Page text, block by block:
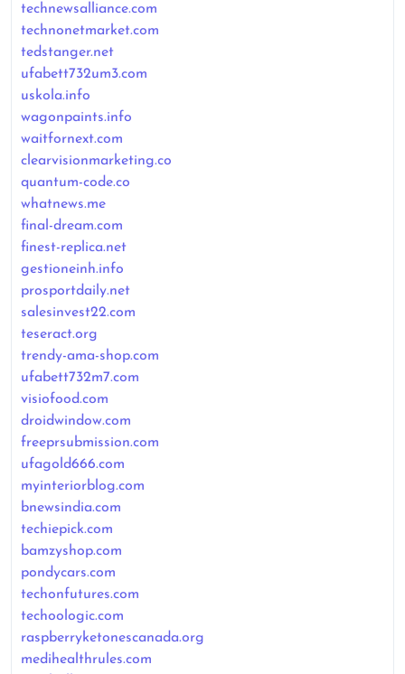
technewsalliance.com
technonetmarket.com
tedstanger.net
ufabett732um3.com
uskola.info
wagonpaints.info
waitfornext.com
clearvisionmarketing.co
quantum-code.co
whatnews.me
final-dream.com
finest-replica.net
gestioneinh.info
prosportdaily.net
salesinvest22.com
teseract.org
trendy-ama-shop.com
ufabett732m7.com
visiofood.com
droidwindow.com
freeprsubmission.com
ufagold666.com
myinteriorblog.com
bnewsindia.com
techiepick.com
bamzyshop.com
pondycars.com
techonfutures.com
techoologic.com
raspberryketonescanada.org
medihealthrules.com